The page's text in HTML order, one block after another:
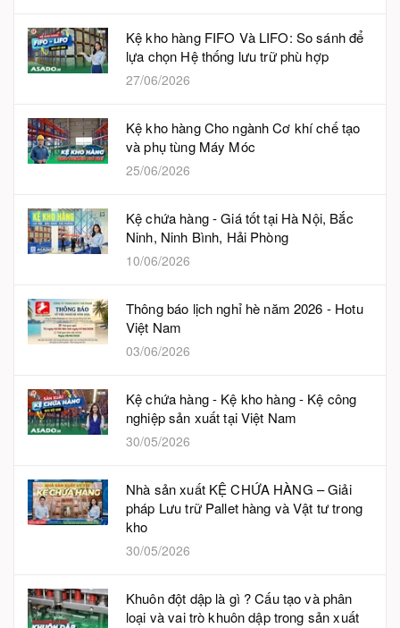
Kệ kho hàng FIFO Và LIFO: So sánh để
lựa chọn Hệ thống lưu trữ phù hợp
27/06/2026
Kệ kho hàng Cho ngành Cơ khí chế tạo
và phụ tùng Máy Móc
25/06/2026
Kệ chứa hàng - Giá tốt tại Hà Nội, Bắc
Ninh, Ninh Bình, Hải Phòng
10/06/2026
Thông báo lịch nghỉ hè năm 2026 - Hotu
Việt Nam
03/06/2026
Kệ chứa hàng - Kệ kho hàng - Kệ công
nghiệp sản xuất tại Việt Nam
30/05/2026
Nhà sản xuất KỆ CHỨA HÀNG – Giải
pháp Lưu trữ Pallet hàng và Vật tư trong
kho
30/05/2026
Khuôn đột dập là gì ? Cấu tạo và phân
loại và vai trò khuôn dập trong sản xuất